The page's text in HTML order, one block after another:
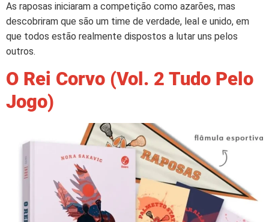
As raposas iniciaram a competição como azarões, mas
descobriram que são um time de verdade, leal e unido, em
que todos estão realmente dispostos a lutar uns pelos
outros.
O Rei Corvo (Vol. 2 Tudo Pelo
Jogo)